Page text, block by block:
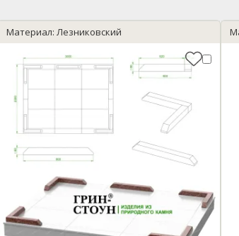
Материал: Лезниковский